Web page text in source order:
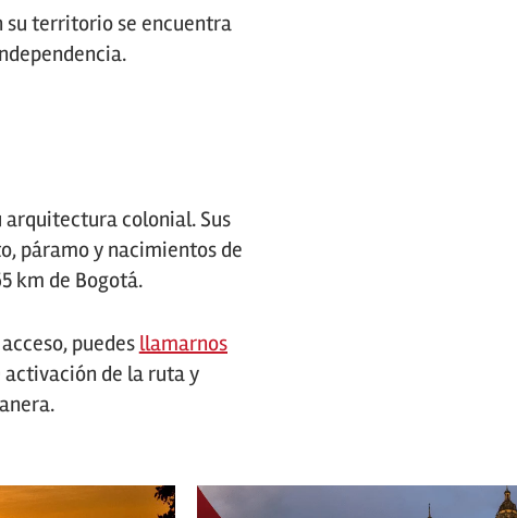
su territorio se encuentra
colonial. Sus
páramo y nacimientos de
km de Bogotá.
puedes llamarnos
activación de la ruta y